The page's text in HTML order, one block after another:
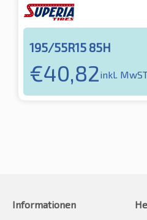
195/55R15 85H
€40,82 inkl.
Informationen